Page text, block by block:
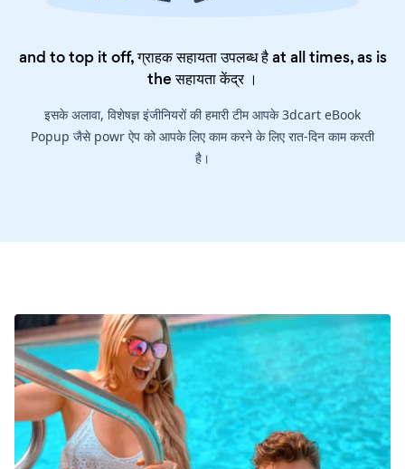
and to top it off, ग्राहक सहायता उपलब्ध है at all times, as is
theसहायता केंद्र।
इसके अलावा, विशेषज्ञ इंजीनियरों की हमारी टीम आपके 3dcart eBook
Popup जैसे powr ऐप को आपके लिए काम करने के लिए रात-दिन काम करती
है।